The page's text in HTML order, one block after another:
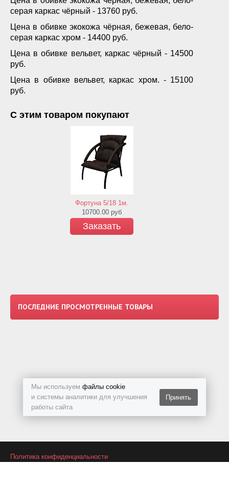
Мы используем файлы cookie
и системы аналитики для улучшения
работы сайта
Принять
серая каркас чёрный - 13760 руб.
Цена в обивке экокожа чёрная, бежевая, бело-
серая каркас хром - 14400 руб.
Цена в обивке вельвет, каркас чёрный - 14500
руб.
Цена в обивке вельвет, каркас хром. - 15100
руб.
С этим товаром покупают
Фортуна 5/18 1м.
10700.00 руб
Заказать
ПОСЛЕДНИЕ ПРОСМОТРЕННЫЕ ТОВАРЫ
Политика конфиденциальности